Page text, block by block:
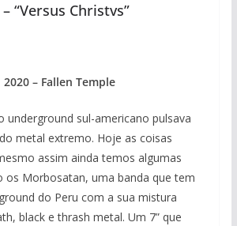
“Versus Christvs”
2020 – Fallen Temple
underground sul-americano pulsava
metal extremo. Hoje as coisas
assim ainda temos algumas
os Morbosatan, uma banda que tem
do Peru com a sua mistura
black e thrash metal. Um 7” que